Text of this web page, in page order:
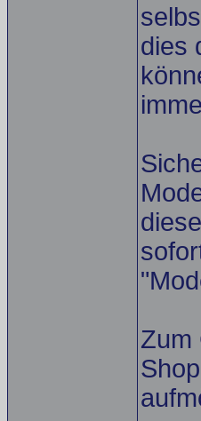
dies
Zum